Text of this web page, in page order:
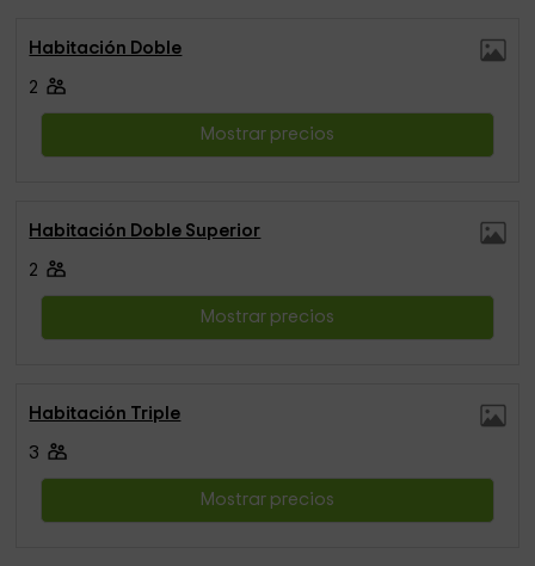
Habitación Doble
2
Mostrar precios
Habitación Doble Superior
2
Mostrar precios
Habitación Triple
3
Mostrar precios